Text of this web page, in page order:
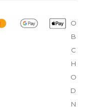
O
B
C
H
O
D
N